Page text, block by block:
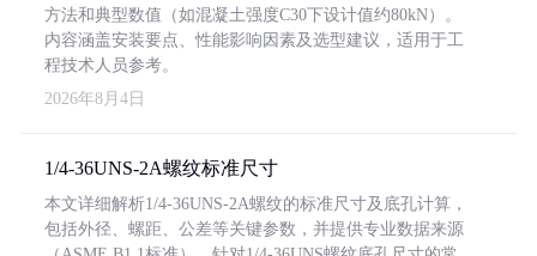
方法和典型数值（如混凝土强度C30下设计值约80kN）。
内容涵盖安装要点、性能影响因素及选型建议，适用于工
程技术人员参考。
2026年8月4日
1/4-36UNS-2A螺纹标准尺寸
本文详细解析1/4-36UNS-2A螺纹的标准尺寸及底孔计算，
包括外径、螺距、公差等关键参数，并提供专业数据来源